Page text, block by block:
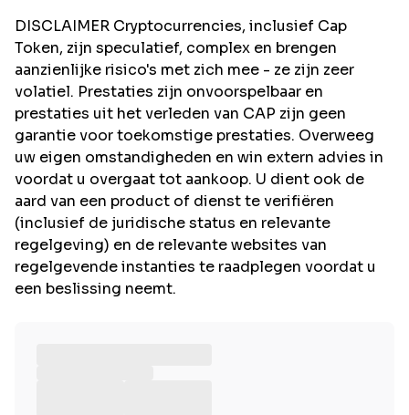
DISCLAIMER Cryptocurrencies, inclusief Cap
Token, zijn speculatief, complex en brengen
aanzienlijke risico's met zich mee - ze zijn zeer
volatiel. Prestaties zijn onvoorspelbaar en
prestaties uit het verleden van CAP zijn geen
garantie voor toekomstige prestaties. Overweeg
uw eigen omstandigheden en win extern advies in
voordat u overgaat tot aankoop. U dient ook de
aard van een product of dienst te verifiëren
(inclusief de juridische status en relevante
regelgeving) en de relevante websites van
regelgevende instanties te raadplegen voordat u
een beslissing neemt.